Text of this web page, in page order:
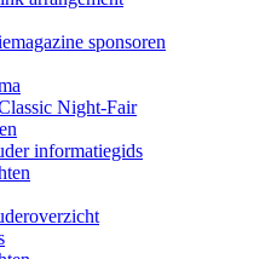
sponsoren
Night-Fair
informatiegids